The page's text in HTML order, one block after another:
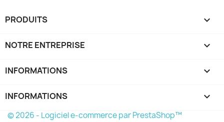
PRODUITS 
NOTRE ENTREPRISE 
INFORMATIONS 
INFORMATIONS keyboard_arrow_down
© 2026 - Logiciel e-commerce par PrestaShop™